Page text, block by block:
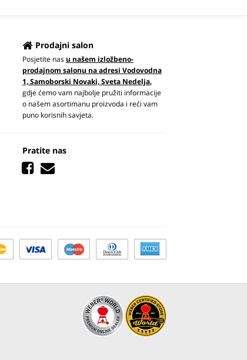
Prodajni salon
Posjetite nasu našem izložbeno-
prodajnom salonu na adresi Vodovodna
1, Samoborski Novaki, Sveta Nedelja,
gdje ćemo vam najbolje pružiti informacije
o našem asortimanu proizvoda i reći vam
puno korisnih savjeta.
Pratite nas